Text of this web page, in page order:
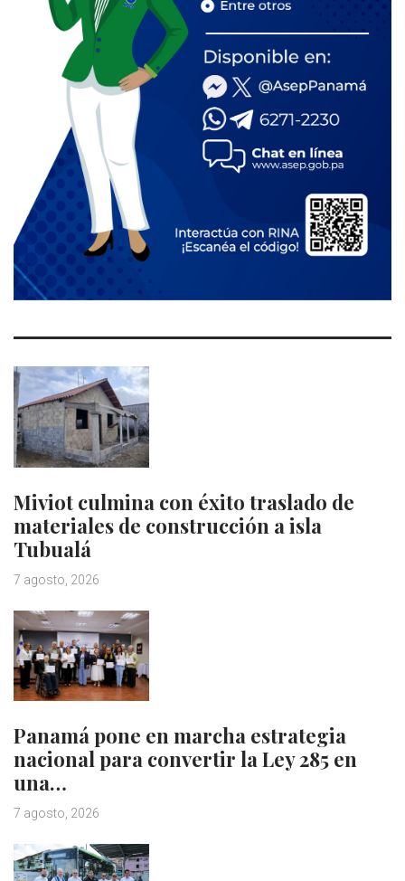
Miviot culmina con éxito traslado de
materiales de construcción a isla
Tubualá
7 agosto, 2026
Panamá pone en marcha estrategia
nacional para convertir la Ley 285 en
una…
7 agosto, 2026